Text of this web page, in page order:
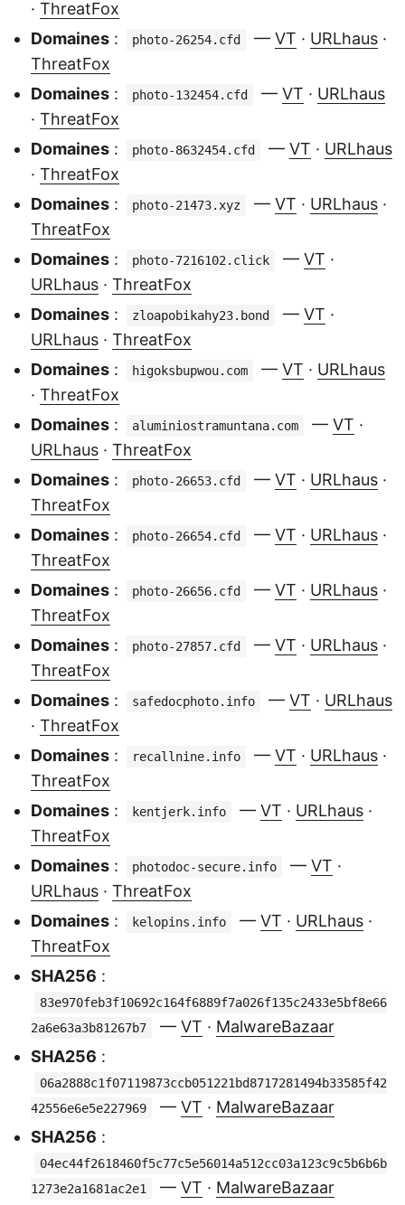
· ThreatFox
Domaines : photo-26254.cfd — VT · URLhaus ·
ThreatFox
Domaines : photo-132454.cfd — VT · URLhaus
· ThreatFox
Domaines : photo-8632454.cfd — VT · URLhaus
· ThreatFox
Domaines : photo-21473.xyz — VT · URLhaus ·
ThreatFox
Domaines : photo-7216102.click — VT ·
URLhaus · ThreatFox
Domaines : zloapobikahy23.bond — VT ·
URLhaus · ThreatFox
Domaines : higoksbupwou.com — VT · URLhaus
· ThreatFox
Domaines : aluminiostramuntana.com — VT ·
URLhaus · ThreatFox
Domaines : photo-26653.cfd — VT · URLhaus ·
ThreatFox
Domaines : photo-26654.cfd — VT · URLhaus ·
ThreatFox
Domaines : photo-26656.cfd — VT · URLhaus ·
ThreatFox
Domaines : photo-27857.cfd — VT · URLhaus ·
ThreatFox
Domaines : safedocphoto.info — VT · URLhaus
· ThreatFox
Domaines : recallnine.info — VT · URLhaus ·
ThreatFox
Domaines : kentjerk.info — VT · URLhaus ·
ThreatFox
Domaines : photodoc-secure.info — VT ·
URLhaus · ThreatFox
Domaines : kelopins.info — VT · URLhaus ·
ThreatFox
SHA256 :
83e970feb3f10692c164f6889f7a026f135c2433e5bf8e66
2a6e63a3b81267b7
— VT · MalwareBazaar
SHA256 :
06a2888c1f07119873ccb051221bd8717281494b33585f42
42556e6e5e227969
— VT · MalwareBazaar
SHA256 :
04ec44f2618460f5c77c5e56014a512cc03a123c9c5b6b6b
1273e2a1681ac2e1
— VT · MalwareBazaar